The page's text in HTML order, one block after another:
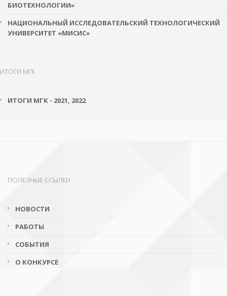
БИОТЕХНОЛОГИИ»
НАЦИОНАЛЬНЫЙ ИССЛЕДОВАТЕЛЬСКИЙ ТЕХНОЛОГИЧЕСКИЙ
УНИВЕРСИТЕТ «МИСИС»
ИТОГИ МГК
ИТОГИ МГК - 2021, 2022
ПОЛЕЗНЫЕ ССЫЛКИ
НОВОСТИ
РАБОТЫ
СОБЫТИЯ
О КОНКУРСЕ